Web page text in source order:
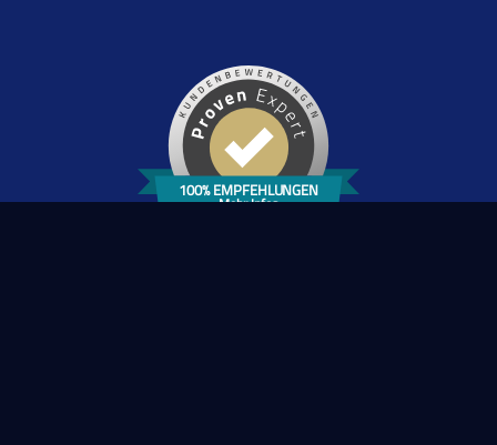
100% EMPFEHLUNGEN
Mehr Infos